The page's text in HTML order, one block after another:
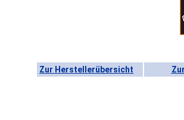
Zur Herstellerübersicht